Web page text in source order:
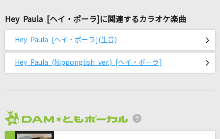
[生音]インフェルノ
Mrs. GREEN APPLE
未来予想図Ⅱ
Ado
Hey Paula [ヘイ・ポーラ]に関連するカラオケ楽曲
Hey Paula [ヘイ・ポーラ](生音)
Hey Paula (Nipponglish ver.) [ヘイ・ポーラ]